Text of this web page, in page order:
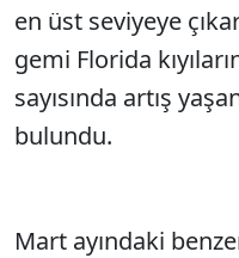
en üst seviyeye
gemi Florida
sayısında artış
bulundu.
Mart ayındaki